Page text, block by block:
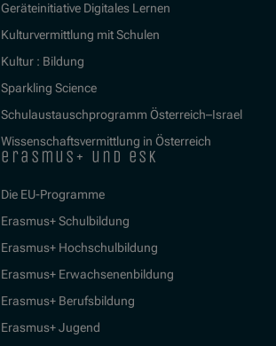
Geräteinitiative Digitales Lernen
Kulturvermittlung mit Schulen
Kultur : Bildung
Sparkling Science
Schulaustauschprogramm Österreich–Israel
Wissenschaftsvermittlung in Österreich
erasmus+ und esk
Die EU-Programme
Erasmus+ Schulbildung
Erasmus+ Hochschulbildung
Erasmus+ Erwachsenenbildung
Erasmus+ Berufsbildung
Erasmus+ Jugend